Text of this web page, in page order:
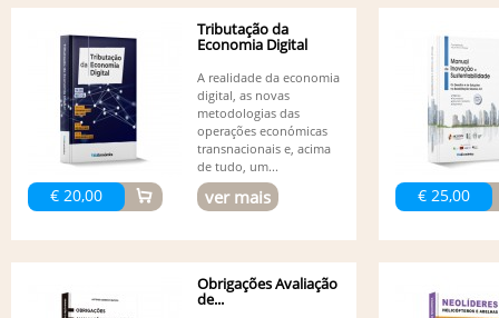
€ 20,00
Tributação da
Economia Digital
A realidade da economia
digital, as novas
metodologias das
operações económicas
transnacionais e, acima
de tudo, um...
ver mais € 25,00
Obrigações Avaliação
de...